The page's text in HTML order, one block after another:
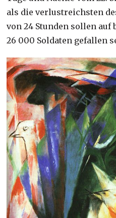
als die verlustreichsten
von 24 Stunden sollen auf
26 000 Soldaten gefallen